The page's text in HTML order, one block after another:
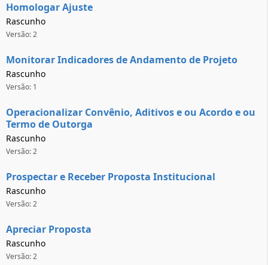
Homologar Ajuste
Rascunho
Versão: 2
Monitorar Indicadores de Andamento de Projeto
Rascunho
Versão: 1
Operacionalizar Convênio, Aditivos e ou Acordo e ou
Termo de Outorga
Rascunho
Versão: 2
Prospectar e Receber Proposta Institucional
Rascunho
Versão: 2
Apreciar Proposta
Rascunho
Versão: 2